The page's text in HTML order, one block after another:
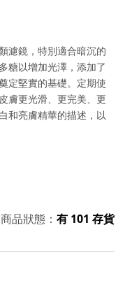
濾鏡，特別適合暗沉的
糖以增加光澤，添加了
定堅實的基礎。定期使
膚更光滑、更完美、更
和亮膚精華的描述，以
商品狀態： 有 101 存貨